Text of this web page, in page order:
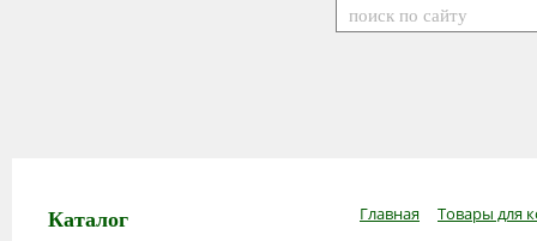
Каталог Главная Товары для